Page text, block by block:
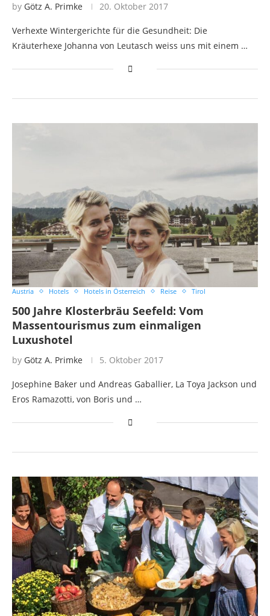
by Götz A. Primke 20. Oktober 2017
Verhexte Wintergerichte für die Gesundheit: Die
Kräuterhexe Johanna von Leutasch weiss uns mit einem …
Austria Hotels Hotels in Österreich Reise Tirol
500 Jahre Klosterbräu Seefeld: Vom
Massentourismus zum einmaligen
Luxushotel
by Götz A. Primke 5. Oktober 2017
Josephine Baker und Andreas Gaballier, La Toya Jackson und
Eros Ramazotti, von Boris und …